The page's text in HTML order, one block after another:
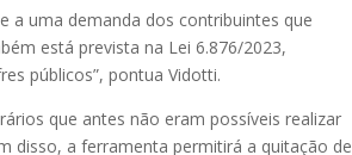
a uma demanda dos contribuintes que
está prevista na Lei 6.876/2023,
públicos”, pontua Vidotti.
que antes não eram possíveis realizar
disso, a ferramenta permitirá a quitação de